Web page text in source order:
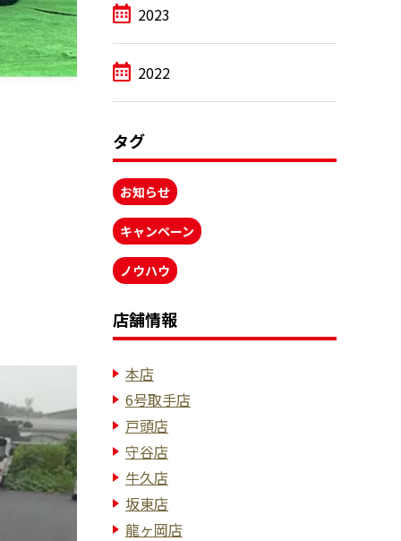
2023
2022
タグ
お知らせ
キャンペーン
ノウハウ
店舗情報
本店
6号取手店
戸頭店
守谷店
牛久店
坂東店
龍ヶ岡店